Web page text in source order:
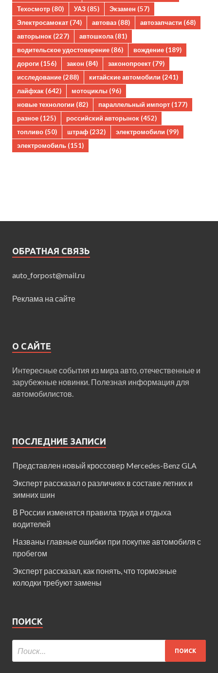
Техосмотр (80) УАЗ (85) Экзамен (57)
Электросамокат (74) автоваз (88) автозапчасти (68)
авторынок (227) автошкола(81)
водительское удостоверение (86) вождение (189)
дороги (156) закон (84) законопроект (79)
исследование (288) китайские автомобили (241)
лайфхак (642) мотоциклы (96)
новые технологии (82) параллельный импорт (177)
разное (125) российский авторынок (452)
топливо (50) штраф (232) электромобили (99)
электромобиль (151)
ОБРАТНАЯ СВЯЗЬ
auto_forpost@mail.ru
Реклама на сайте
О САЙТЕ
Интересные события из мира авто, отечественные и
зарубежные новинки. Полезная информация для
автомобилистов.
ПОСЛЕДНИЕ ЗАПИСИ
Представлен новый кроссовер Mercedes-Benz GLA
Эксперт рассказал о различиях в составе летних и
зимних шин
В России изменятся правила труда и отдыха
водителей
Названы главные ошибки при покупке автомобиля с
пробегом
Эксперт рассказал, как понять, что тормозные
колодки требуют замены
ПОИСК